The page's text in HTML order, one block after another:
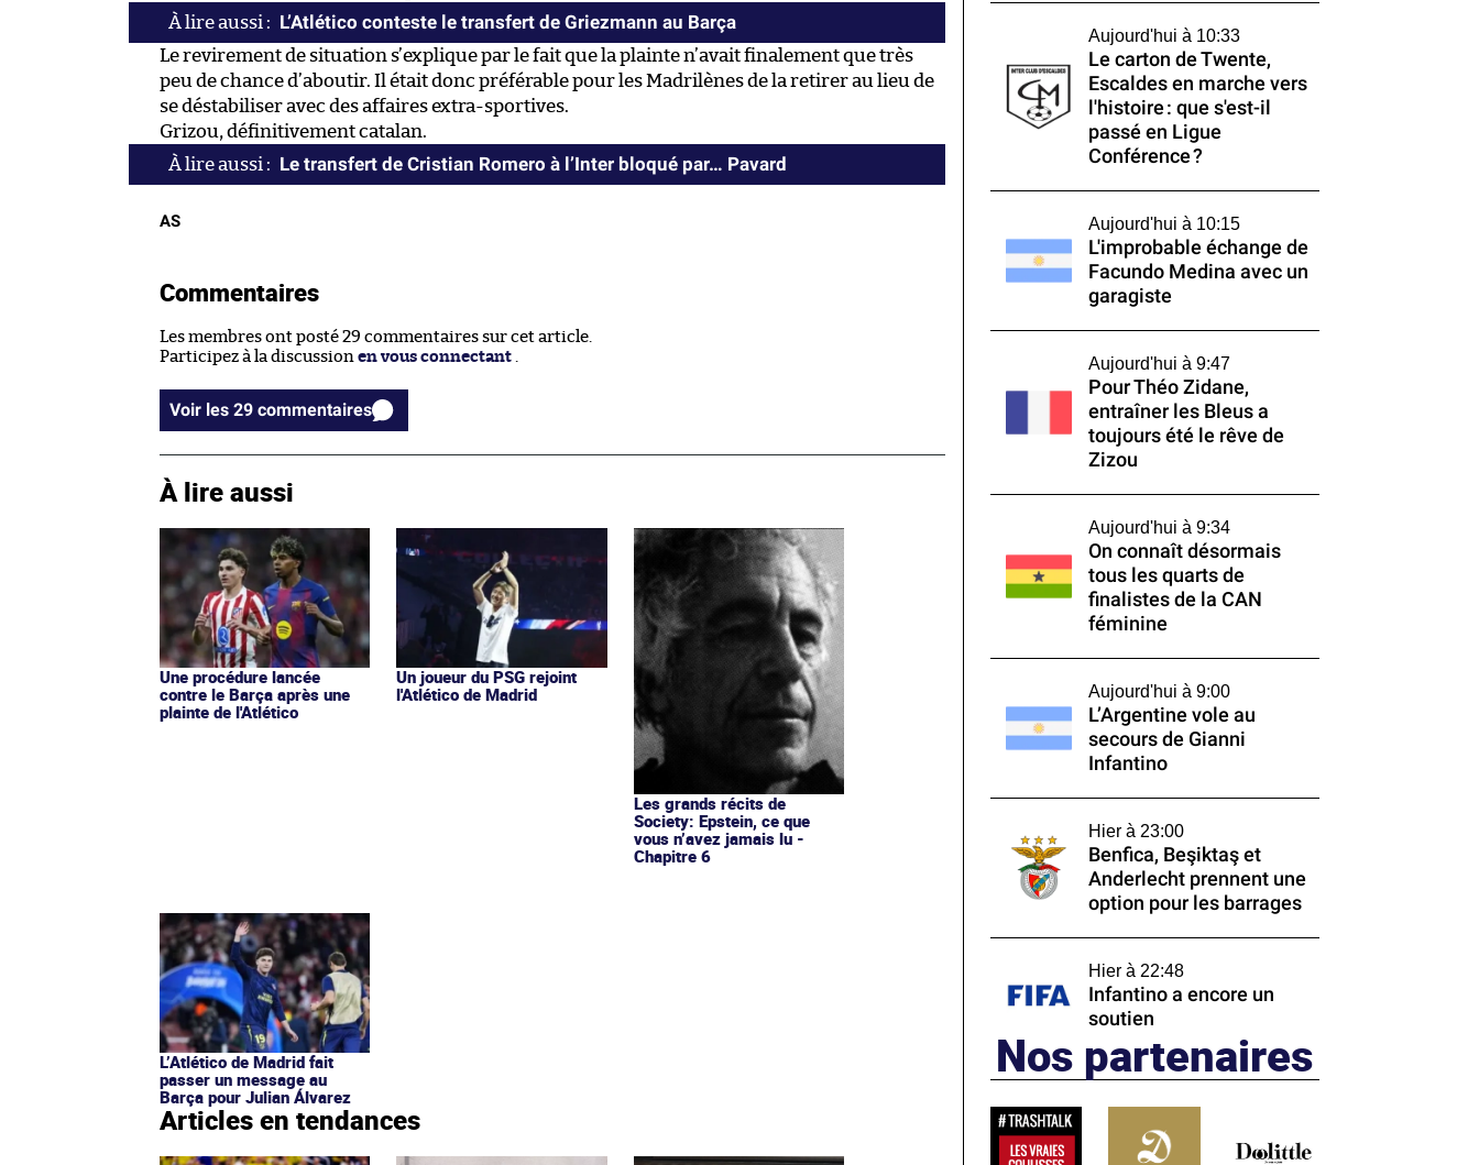
L’Atlético conteste le transfert de Griezmann au Barça
Le revirement de situation s’explique par le fait que la plainte n’avait finalement que très
peu de chance d’aboutir. Il était donc préférable pour les Madrilènes de la retirer au lieu de
se déstabiliser avec des affaires extra-sportives.
Grizou, définitivement catalan.
Le transfert de Cristian Romero à l’Inter bloqué par… Pavard
AS
Commentaires
Les membres ont posté 29 commentaires sur cet article.
Participez à la discussion en vous connectant
Voir les 29 commentaires
À lire aussi
Une procédure lancée
contre le Barça après une
plainte de l'Atlético
Un joueur du PSG rejoint
l'Atlético de Madrid
Les grands récits de
Society: Epstein, ce que
vous n’avez jamais lu -
Chapitre 6
L’Atlético de Madrid fait
passer un message au
Barça pour Julian Álvarez
Articles en tendances
Aujourd'hui à 10:33
Le carton de Twente,
Escaldes en marche vers
l'histoire : que s'est-il
passé en Ligue
Conférence ?
Aujourd'hui à 10:15
L'improbable échange de
Facundo Medina avec un
garagiste
Aujourd'hui à 9:47
Pour Théo Zidane,
entraîner les Bleus a
toujours été le rêve de
Zizou
Aujourd'hui à 9:34
On connaît désormais
tous les quarts de
finalistes de la CAN
féminine
Aujourd'hui à 9:00
L’Argentine vole au
secours de Gianni
Infantino
Hier à 23:00
Benfica, Beşiktaş et
Anderlecht prennent une
option pour les barrages
Hier à 22:48
Infantino a encore un
soutien
Nos partenaires